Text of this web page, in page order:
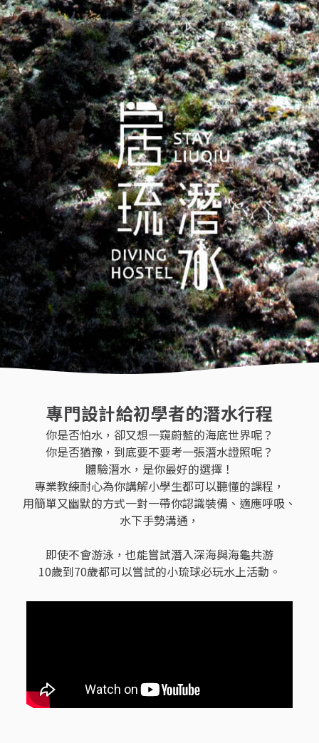
專門設計給初學者的潛水行程
你是否怕水，卻又想一窺蔚藍的海底世界呢？
你是否猶豫，到底要不要考一張潛水證照呢？
體驗潛水，是你最好的選擇！
專業教練耐心為你講解小學生都可以聽懂的課程，
用簡單又幽默的方式一對一帶你認識裝備、適應呼吸、
水下手勢溝通，
即使不會游泳，也能嘗試潛入深海與海龜共游
10歲到70歲都可以嘗試的小琉球必玩水上活動。